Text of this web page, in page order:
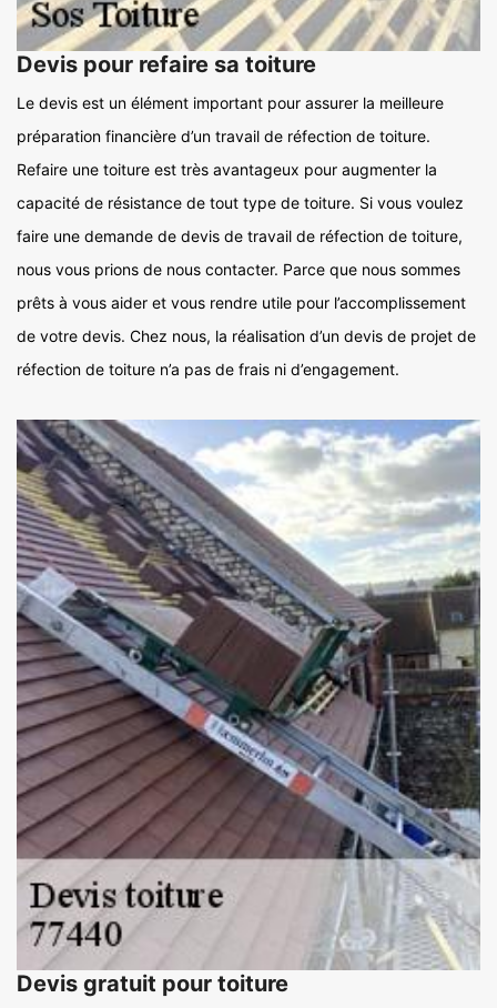
Devis pour refaire sa toiture
Le devis est un élément important pour assurer la meilleure
préparation financière d’un travail de réfection de toiture.
Refaire une toiture est très avantageux pour augmenter la
capacité de résistance de tout type de toiture. Si vous voulez
faire une demande de devis de travail de réfection de toiture,
nous vous prions de nous contacter. Parce que nous sommes
prêts à vous aider et vous rendre utile pour l’accomplissement
de votre devis. Chez nous, la réalisation d’un devis de projet de
réfection de toiture n’a pas de frais ni d’engagement.
Devis gratuit pour toiture